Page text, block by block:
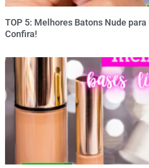
TOP 5: Melhores Batons Nude
Confira!